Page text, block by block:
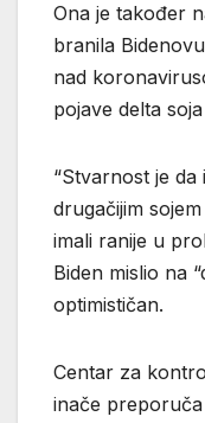
Ona je također
branila
nad
pojave delta
“Stvarnost je
drugačijim
imali ranije u
Biden mislio na
optimističan.
Centar za
inače preporuča